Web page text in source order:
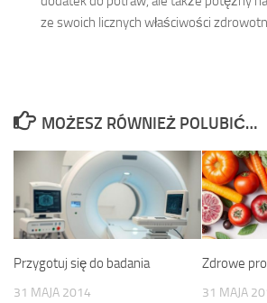
ze swoich licznych właściwości
MOŻESZ RÓWNIEŻ POLUBIĆ…
Przygotuj się do badania
31 MAJA 2014
Zdrowe
31 MAJA